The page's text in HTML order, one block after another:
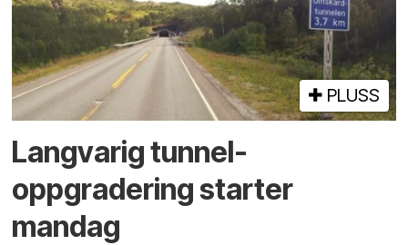
PLUSS
Langvarig tunnel­
oppgradering starter
mandag